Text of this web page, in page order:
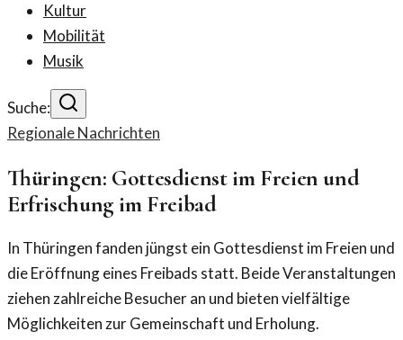
Kultur
Mobilität
Musik
Suche:
Regionale Nachrichten
Thüringen: Gottesdienst im Freien und
Erfrischung im Freibad
In Thüringen fanden jüngst ein Gottesdienst im Freien und
die Eröffnung eines Freibads statt. Beide Veranstaltungen
ziehen zahlreiche Besucher an und bieten vielfältige
Möglichkeiten zur Gemeinschaft und Erholung.